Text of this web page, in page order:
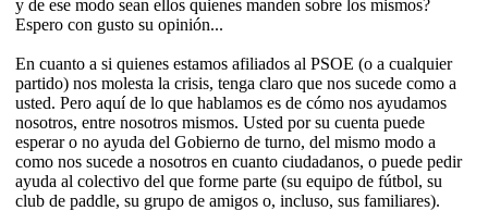
y de ese modo sean ellos quienes manden sobre los mismos?
Espero con gusto su opinión...
En cuanto a si quienes estamos afiliados al PSOE (o a cualquier
partido) nos molesta la crisis, tenga claro que nos sucede como a
usted. Pero aquí de lo que hablamos es de cómo nos ayudamos
nosotros, entre nosotros mismos. Usted por su cuenta puede
esperar o no ayuda del Gobierno de turno, del mismo modo a
como nos sucede a nosotros en cuanto ciudadanos, o puede pedir
ayuda al colectivo del que forme parte (su equipo de fútbol, su
club de paddle, su grupo de amigos o, incluso, sus familiares).